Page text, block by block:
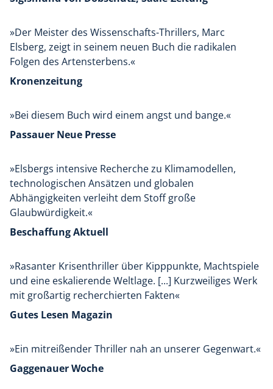
»Der Meister des Wissenschafts-Thrillers, Marc
Elsberg, zeigt in seinem neuen Buch die radikalen
Folgen des Artensterbens.«
Kronenzeitung
»Bei diesem Buch wird einem angst und bange.«
Passauer Neue Presse
»Elsbergs intensive Recherche zu Klimamodellen,
technologischen Ansätzen und globalen
Abhängigkeiten verleiht dem Stoff große
Glaubwürdigkeit.«
Beschaffung Aktuell
»Rasanter Krisenthriller über Kipppunkte, Machtspiele
und eine eskalierende Weltlage. [...] Kurzweiliges Werk
mit großartig recherchierten Fakten«
Gutes Lesen Magazin
»Ein mitreißender Thriller nah an unserer Gegenwart.«
Gaggenauer Woche